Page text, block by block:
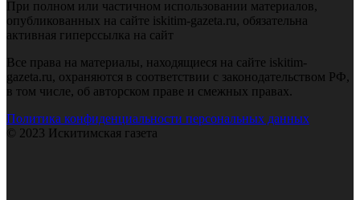
При полном или частичном использовании материалов,
опубликованных на сайте iskitim-gazeta.ru, обязательна
активная гиперссылка на сайт
Все права на материалы, находящиеся на сайте iskitim-
gazeta.ru, охраняются в соответствии с законодательством РФ,
в том числе, об авторском праве и смежных правах.
Политика конфиденциальности персональных данных
© 2023 Искитимская газета